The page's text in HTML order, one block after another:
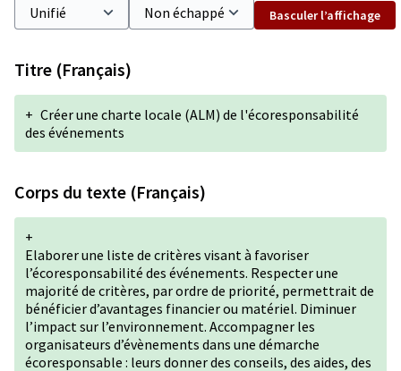
Basculer l’affichage
Titre (Français)
+ Créer une charte locale (ALM) de l'écoresponsabilité
des événements
Corps du texte (Français)
+
Elaborer une liste de critères visant à favoriser
l’écoresponsabilité des événements. Respecter une
majorité de critères, par ordre de priorité, permettrait de
bénéficier d’avantages financier ou matériel. Diminuer
l’impact sur l’environnement. Accompagner les
organisateurs d’évènements dans une démarche
écoresponsable : leurs donner des conseils, des aides, des